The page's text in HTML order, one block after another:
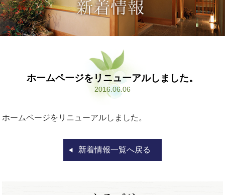
ホームページをリニューアルしました。
2016.06.06
ホームページをリニューアルしました。
新着情報一覧へ戻る